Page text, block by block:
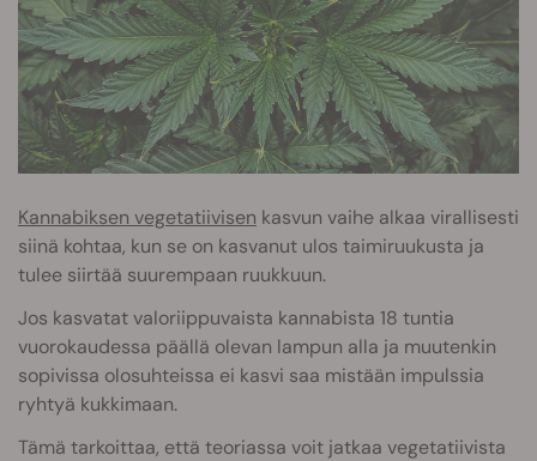
Kannabiksen vegetatiivisen kasvun vaihe alkaa virallisesti
siinä kohtaa, kun se on kasvanut ulos taimiruukusta ja
tulee siirtää suurempaan ruukkuun.
Jos kasvatat valoriippuvaista kannabista 18 tuntia
vuorokaudessa päällä olevan lampun alla ja muutenkin
sopivissa olosuhteissa ei kasvi saa mistään impulssia
ryhtyä kukkimaan.
Tämä tarkoittaa, että teoriassa voit jatkaa vegetatiivista